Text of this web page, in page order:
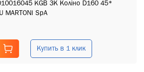
KGB ЗК Коліно D160 45*
MARTONI SpA
Купить в 1 клик